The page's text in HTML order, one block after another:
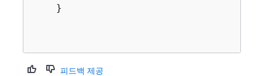
    }
피드백 제공